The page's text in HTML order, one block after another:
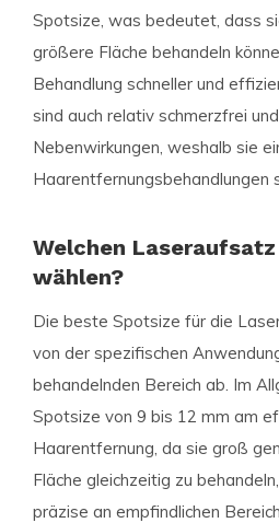
Spotsize, was bedeutet, dass
größere Fläche behandeln
Behandlung schneller und
sind auch relativ schmerzfrei
Nebenwirkungen, weshalb sie
Haarentfernungsbehandlungen
Welchen
wählen?
Die beste Spotsize für die
von der spezifischen
behandelnden Bereich ab. Im
Spotsize von 9 bis 12 mm am
Haarentfernung, da sie groß
Fläche gleichzeitig zu
präzise an empfindlichen